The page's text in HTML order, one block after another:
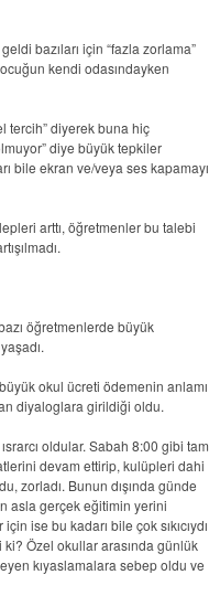
bazıları için “fazla zorlama”
kendi odasındayken
tercih” diyerek buna hiç
diye büyük tepkiler
bile ekran ve/veya ses kapamayı
arttı, öğretmenler bu talebi
öğretmenlerde büyük
okul ücreti ödemenin anlamı
diyaloglara girildiği oldu.
oldular. Sabah 8:00 gibi tam
devam ettirip, kulüpleri dahi
zorladı. Bunun dışında günde
asla gerçek eğitimin yerini
ise bu kadarı bile çok sıkıcıydı
Özel okullar arasında günlük
kıyaslamalara sebep oldu ve